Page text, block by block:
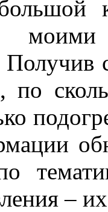
Получив
по
по
–